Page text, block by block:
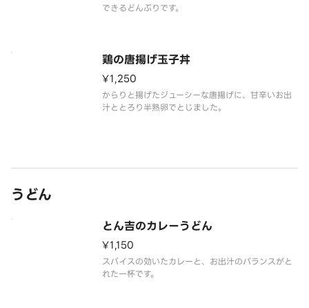
できるどんぶりです。
鶏の唐揚げ玉子丼
¥1,250
からりと揚げたジューシーな唐揚げに、甘辛いお出
汁ととろり半熟卵でとじました。
うどん
とん吉のカレーうどん
¥1,150
スパイスの効いたカレーと、お出汁のバランスがと
れた一杯です。